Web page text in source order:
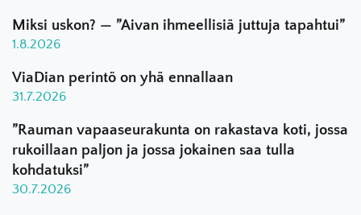
Miksi uskon? — ”Aivan ihmeellisiä juttuja tapahtui”
1.8.2026
ViaDian perintö on yhä ennallaan
31.7.2026
”Rauman vapaaseurakunta on rakastava koti, jossa
rukoillaan paljon ja jossa jokainen saa tulla
kohdatuksi”
30.7.2026